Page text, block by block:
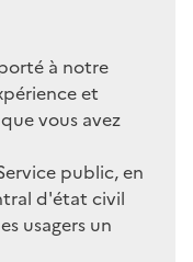
à notre
et
vous avez
public, en
d'état civil
usagers un